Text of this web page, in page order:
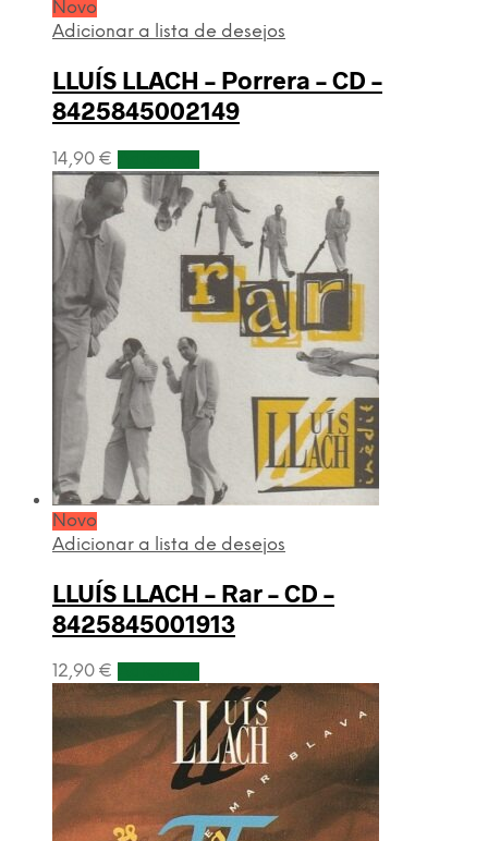
Novo
Adicionar a lista de desejos
LLUÍS LLACH – Porrera – CD –
8425845002149
14,90 €
Novo
Adicionar a lista de desejos
LLUÍS LLACH – Rar – CD –
8425845001913
12,90 €